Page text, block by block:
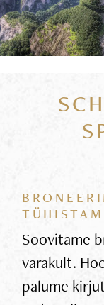
Soovitame
varakult.
palume